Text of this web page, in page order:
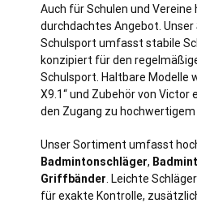
Auch für Schulen und Vereine
durchdachtes Angebot.
Schulsport umfasst stabile
konzipiert für den
Schulsport. Haltbare Modelle
X9.1“ und Zubehör von Victor
den Zugang zu hochwertigem
Unser Sortiment umfasst
Badmintonschläger,
Griffbänder . Leichte
für exakte Kontrolle,